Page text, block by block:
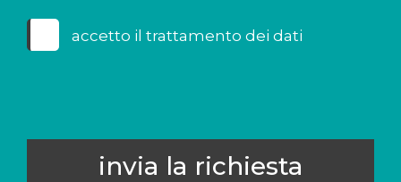
accetto il trattamento dei dati
invia la richiesta